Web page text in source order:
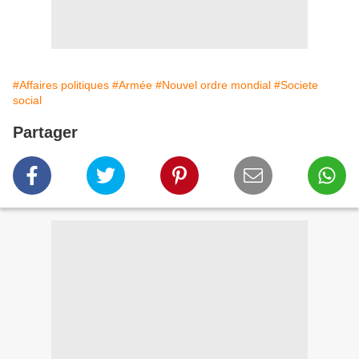
#Affaires politiques #Armée #Nouvel ordre mondial #Societe
social
Partager